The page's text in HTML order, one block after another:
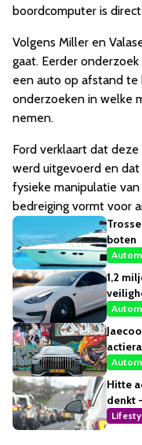
boordcomputer is
Volgens Miller en
gaat. Eerder
een auto op afstand
onderzoeken in welke
nemen.
Ford verklaart dat
werd uitgevoerd en
fysieke manipulatie
bedreiging vormt voor
boten
1,2
Hitte
denkt